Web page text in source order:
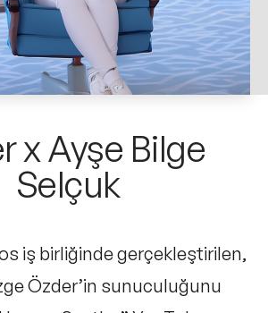
x Ayşe Bilge
Selçuk
iş birliğinde gerçekleştirilen,
Özder’in sunuculuğunu